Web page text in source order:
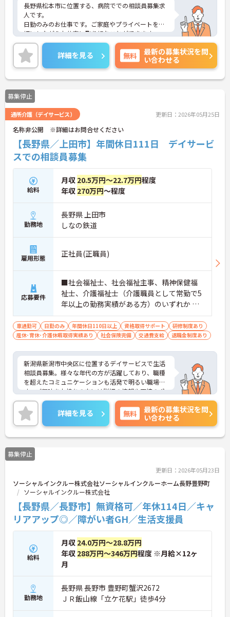
長野県松本市に位置する、病院ででの相談員募集求
人です。
日勤のみのお仕事です。ご家庭やプライベートを大
切にしながらお仕事に取り組むことができます。
社会保険はもちろん退職金制度も整えているので、
安心してお仕事を続けられます！
ご興味ある方には、面接対策ポイントなど、さらに
詳細をお話しいたしますのでお気軽にご相談くださ
い。
詳細を見る 無料
最新の募集状況を問
い合わせる
募集停止
通所介護（デイサービス） 更新日：2026年05月25日
名称非公開 ※詳細はお問合せください
【長野県／上田市】年間休日111日 デイサービ
スでの相談員募集
給料
月収 20.5万円～22.7万円程度
年収 270万円～程度
勤務地
長野県 上田市
しなの鉄道
雇用形態 正社員(正職員)
応募要件
■社会福祉士、社会福祉主事、精神保健福
祉士、介護福祉士（介護職員として常勤で5
年以上の勤務実績がある方）のいずれか ※
普通自動車免許
車通勤可 日勤のみ 年間休日110日以上 資格取得サポート
研修制度あり
産休･育休･介護休暇取得実績あり
社会保険完備 交通費支給 退職金制度あり
新潟県新潟市中央区に位置するデイサービスで生活
相談員募集。様々な年代の方が活躍しており、職種
を超えたコミュニケーションも活発で明るい職場で
す。ご興味をお持ちの方には詳細の情報や面接のポ
イントをお伝えしますのでお気軽にお問い合わせく
ださいませ。詳細を見る 無料
最新の募集状況を問
い合わせる
募集停止
更新日：2026年05月23日
ソーシャルインクルー株式会社ソーシャルインクルーホーム長野豊野町
ソーシャルインクルー株式会社
【長野県／長野市】無資格可／年休114日／キャ
リアアップ◎／障がい者GH／生活支援員
給料
月収 24.0万円～28.8万円
年収 288万円～346万円程度 ※月給×12ヶ
月
勤務地
長野県 長野市 豊野町蟹沢2672
ＪＲ飯山線「立ケ花駅」徒歩4分